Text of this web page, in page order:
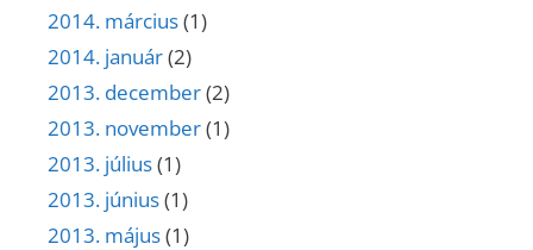
2014. március(1)
2014. január(2)
2013. december(2)
2013. november(1)
2013. július(1)
2013. június(1)
2013. május(1)